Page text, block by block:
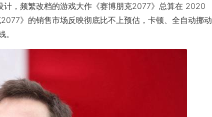
，频繁改档的游戏大作《赛博朋克2077》总算在 2020
》的销售市场反映彻底比不上预估，卡顿、全自动挪动